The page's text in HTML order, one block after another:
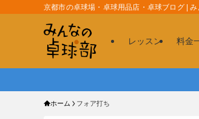
京都市の卓球場・卓球用品店・卓球ブログ |
レッスン 料金
ホーム フォア打ち